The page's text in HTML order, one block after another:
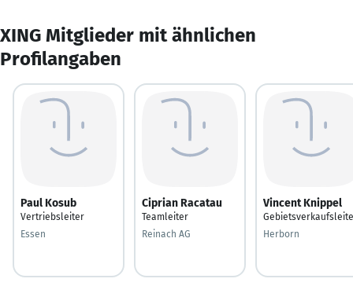
XING Mitglieder mit ähnlichen
Profilangaben
Paul Kosub
Vertriebsleiter
Essen
Ciprian Racatau
Teamleiter
Reinach AG
Vincent Knippel
Herborn